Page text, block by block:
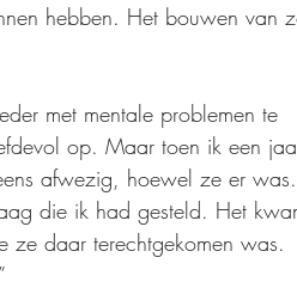
hebben. Het bouwen van
met mentale problemen te
op. Maar toen ik een
afwezig, hoewel ze er was.
die ik had gesteld. Het
daar terechtgekomen was.